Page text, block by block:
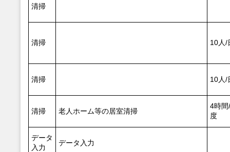
清掃
清掃 10人/
清掃 10人/
清掃 老人ホーム等の居室清掃
4時
度
データ
入力
データ入力